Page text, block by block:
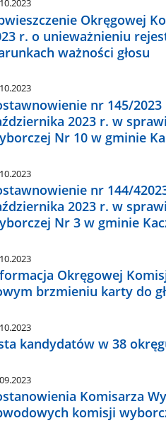
Okręgowej
r. o unieważnieniu
ważności głosu
nr 145/
2023 r. w
Nr 10 w gminie
nr 144/
2023 r. w
Nr 3 w gminie
Okręgowej
brzmieniu karty do
kandydatów w 38
Komisarza
komisji